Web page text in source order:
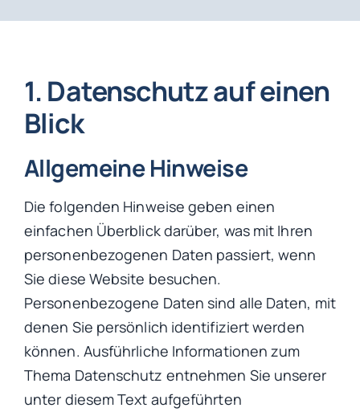
1. Datenschutz auf einen
Blick
Allgemeine Hinweise
Die folgenden Hinweise geben einen
einfachen Überblick darüber, was mit Ihren
personenbezogenen Daten passiert, wenn
Sie diese Website besuchen.
Personenbezogene Daten sind alle Daten, mit
denen Sie persönlich identifiziert werden
können. Ausführliche Informationen zum
Thema Datenschutz entnehmen Sie unserer
unter diesem Text aufgeführten